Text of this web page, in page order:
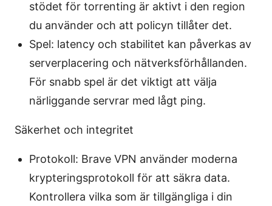
stödet för torrenting är aktivt i den region
du använder och att policyn tillåter det.
Spel: latency och stabilitet kan påverkas av
serverplacering och nätverksförhållanden.
För snabb spel är det viktigt att välja
närliggande servrar med lågt ping.
Säkerhet och integritet
Protokoll: Brave VPN använder moderna
krypteringsprotokoll för att säkra data.
Kontrollera vilka som är tillgängliga i din